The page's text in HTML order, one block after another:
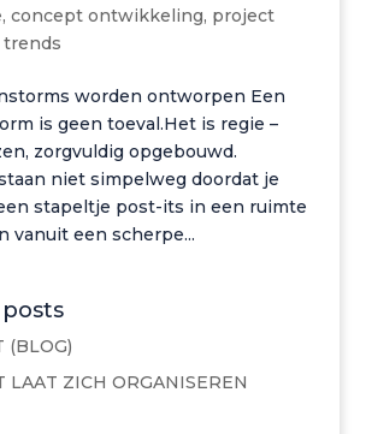
, concept ontwikkeling, project
trends
worden ontworpen Een
is geen toeval.Het is regie –
zorgvuldig opgebouwd.
niet simpelweg doordat je
stapeltje post-its in een ruimte
vanuit een scherpe...
(BLOG)
LAAT ZICH ORGANISEREN